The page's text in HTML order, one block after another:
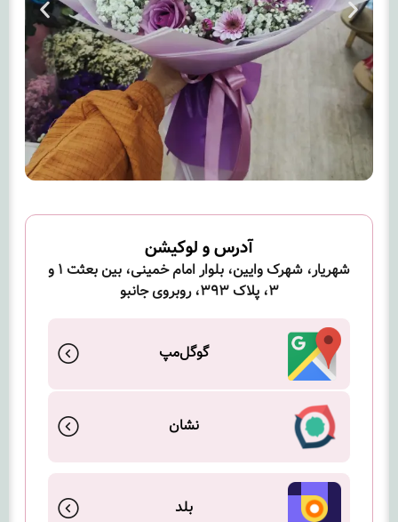
آدرس و لوکیشن
شهریار، شهرک وایین، بلوار امام خمینی، بین بعثت ۱ و
۳، پلاک ۳۹۳، روبروی جانبو
گوگل‌مپ
نشان
بلد